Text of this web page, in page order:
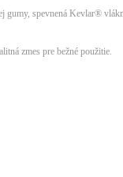
gumy, spevnená Kevlar®
zmes pre bežné použitie.